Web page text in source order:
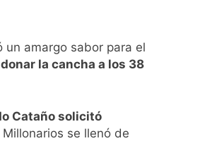
amargo sabor para el
la cancha a los 38
Cataño solicitó
se llenó de